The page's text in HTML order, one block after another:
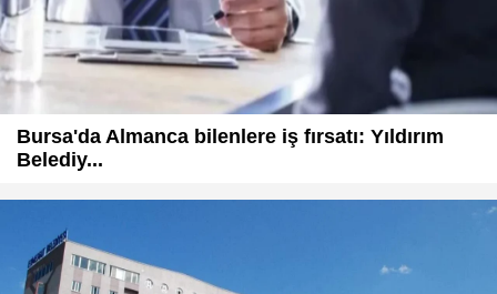
Bursa'da Almanca bilenlere iş fırsatı: Yıldırım
Belediy...